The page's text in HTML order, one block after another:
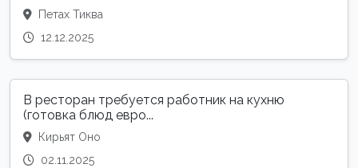
Петах Тиква
12.12.2025
В ресторан требуется работник на кухню
(готовка блюд евро...
Кирьят Оно
02.11.2025